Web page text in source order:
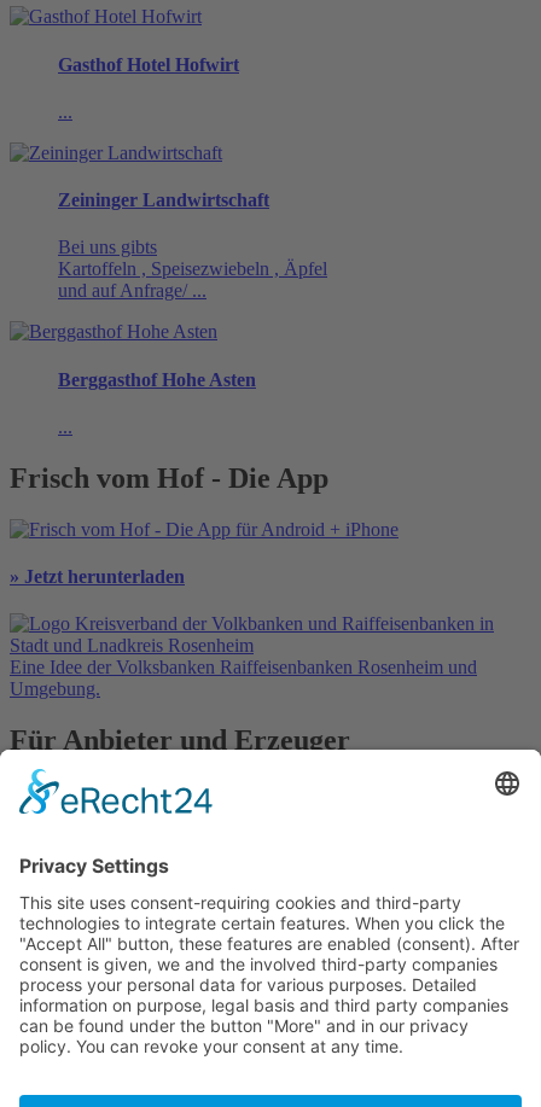
Gasthof Hotel Hofwirt
...
Zeininger Landwirtschaft
Bei uns gibts
Kartoffeln , Speisezwiebeln , Äpfel
und auf Anfrage/ ...
Berggasthof Hohe Asten
...
Frisch vom Hof - Die App
» Jetzt herunterladen
Eine Idee der Volksbanken Raiffeisenbanken Rosenheim und
Umgebung.
Für Anbieter und Erzeuger
» Ihre Werbung
In Kooperation mit
Kontakt